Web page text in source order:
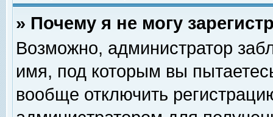
» Почему я не могу
Возможно, администратор
имя, под которым вы
вообще отключить